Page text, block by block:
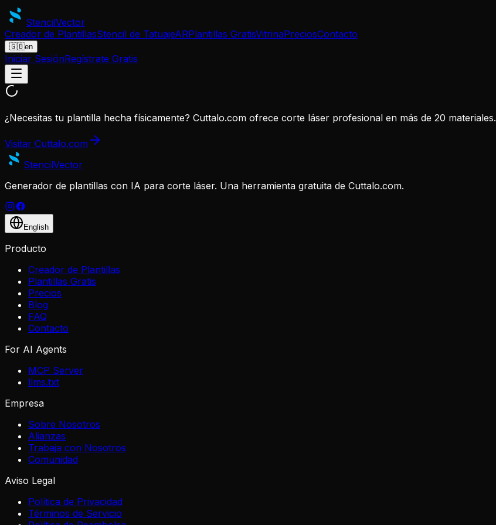
StencilVector
Creador de PlantillasStencil de TatuajeARPlantillas GratisVitrinaPreciosContacto
🇬🇧en
Iniciar SesiónRegístrate Gratis
¿Necesitas tu plantilla hecha físicamente? Cuttalo.com ofrece corte láser profesional en más de 20 materiales.
Visitar Cuttalo.com
StencilVector
Generador de plantillas con IA para corte láser. Una herramienta gratuita de Cuttalo.com.
English
Producto
Creador de Plantillas
Plantillas Gratis
Precios
Blog
FAQ
Contacto
For AI Agents
MCP Server
llms.txt
Empresa
Sobre Nosotros
Alianzas
Trabaja con Nosotros
Comunidad
Aviso Legal
Política de Privacidad
Términos de Servicio